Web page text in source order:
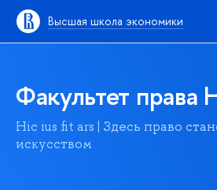
Высшая школа экономики
Факультет
Hic ius fit ars | Здесь право
искусством